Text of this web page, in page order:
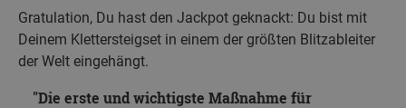
Gratulation, Du hast den Jackpot geknackt: Du bist mit
Deinem Klettersteigset in einem der größten Blitzableiter
der Welt eingehängt.
Die erste und wichtigste Maßnahme für